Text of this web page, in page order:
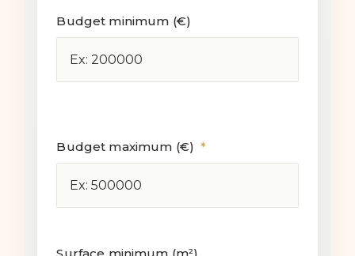
Budget minimum (€)
Budget maximum (€) *